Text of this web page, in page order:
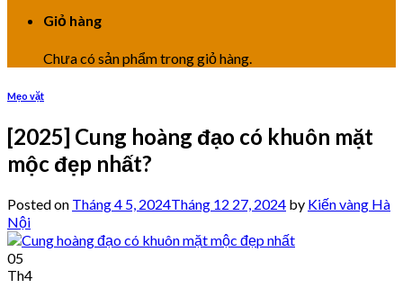
Giỏ hàng
Chưa có sản phẩm trong giỏ hàng.
Mẹo vặt
[2025] Cung hoàng đạo có khuôn mặt
mộc đẹp nhất?
Posted on Tháng 4 5, 2024Tháng 12 27, 2024 by Kiến vàng Hà
Nội
05
Th4